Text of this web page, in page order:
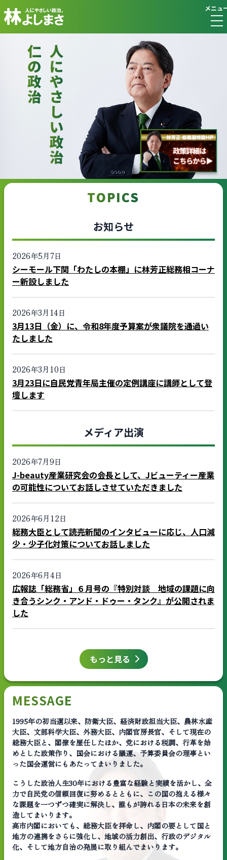
メニュ
TOPICS
お知らせ
2026年5月7日
シーモール下関「わたしの本棚」に林芳正総務相コーナ
ー新設しました
2026年3月14日
3月13日（金）に、令和8年度予算案が衆議院を通過い
たしました
2026年3月10日
3月23日に自民党青年局主催の定例講座に講師として登
壇します
メディア出演
2026年7月9日
J-beauty産業研究会の会長として、Jビューティー産業
の可能性についてお話しさせていただきました
2026年6月12日
総務大臣として読売新聞のインタビューに応じ、人口減
少・少子化対策についてお話しました
2026年6月4日
広報誌「総務省」６月号の『特別対談 地域の課題に向
き合うシンク・アンド・ドゥー・タンク』が公開されま
した
もっと見る
MESSAGE
1995年の初当選以来、防衛大臣、経済財政担当大臣、農林水産
大臣、文部科学大臣、外務大臣、内閣官房長官、そして現在の
総務大臣と、閣僚を歴任したほか、党における税調、行革を始
めとした政策作り、国会における議運、予算委員会の理事とい
った国会運営にもあたってまいりました。
こうした政治人生30年における豊富な経験と実績を活かし、全
力で自民党の信頼回復に努めるとともに、この国の抱える様々
な課題を一つずつ確実に解決し、誰もが誇れる日本の未来を創
造してまいります。
高市内閣においても、総務大臣を拝命し、内閣の要として国と
地方の連携をさらに強化し、地域の活力創出、行政のデジタル
化、そして地方自治の発展に取り組んでまいります。